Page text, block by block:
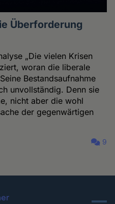
Überforderung
„Die vielen Krisen
woran die liberale
Bestandsaufnahme
unvollständig. Denn sie
nicht aber die wohl
der gegenwärtigen
9